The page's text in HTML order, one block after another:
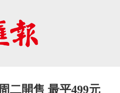
二開售 最平499元